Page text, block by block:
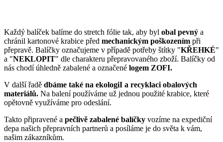
Každý balíček balíme do stretch fólie tak, aby byl obal pevný a
chránil kartonové krabice před mechanickým poškozením při
přepravě. Balíčky označujeme v případě potřeby štítky "KŘEHKÉ"
a "NEKLOPIT" dle charakteru přepravovaného zboží. Balíčky od
nás chodí úhledně zabalené a označené logem ZOFI.
V další řadě dbáme také na ekologiI a recyklaci obalových
materiálů. Na balení používáme už jednou použité krabice, které
opětovně využíváme pro odeslání.
Takto připravené a pečlivě zabalené balíčky vozíme na expediční
depa našich přepravních partnerů a posíláme je do světa k vám,
našim zákazníkům.